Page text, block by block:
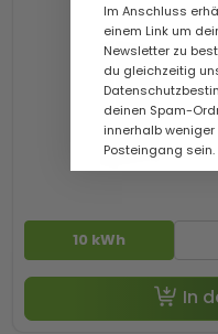
10 kWh
In
Im Anschluss
einem Link um
Newsletter zu
du gleichzeitig
deinen Spam-
innerhalb
Posteingang sein.